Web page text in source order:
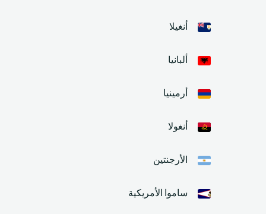
أنغيلا
ألبانيا
أرمينيا
أنغولا
الأرجنتين
ساموا الأمريكية